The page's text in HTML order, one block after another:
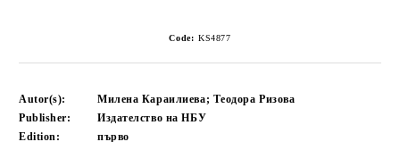
Code: KS4877
Autor(s):
Милена Караилиева; Теодора Ризова
Publisher:
Издателство на НБУ
Edition:
първо